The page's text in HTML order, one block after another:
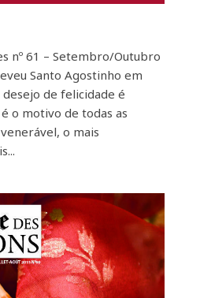
nº 61 – Setembro/Outubro
Santo Agostinho em
desejo de felicidade é
o motivo de todas as
o mais